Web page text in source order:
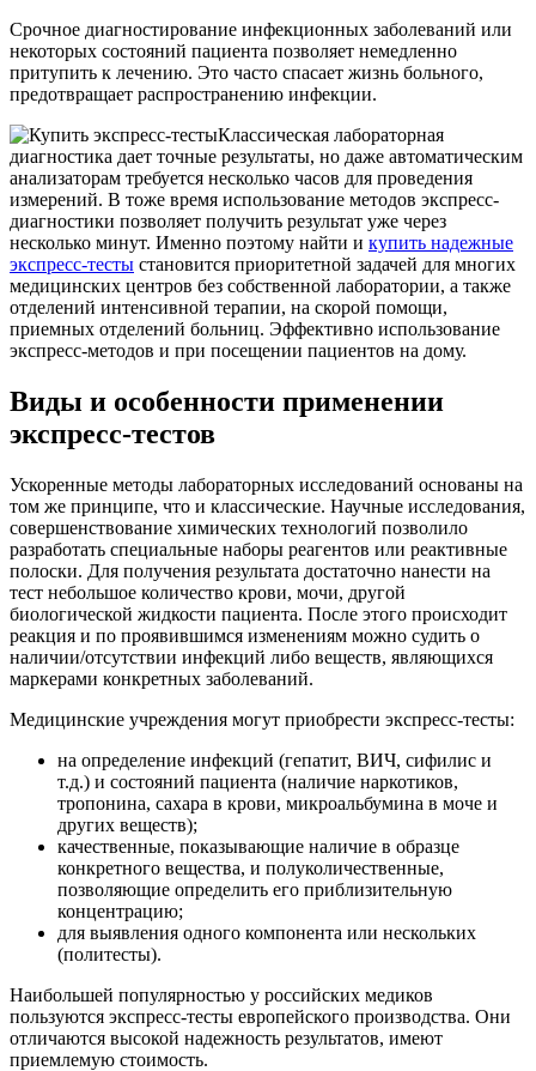
Срочное диагностирование инфекционных заболеваний или
некоторых состояний пациента позволяет немедленно
притупить к лечению. Это часто спасает жизнь больного,
предотвращает распространению инфекции.
Классическая лабораторная
диагностика дает точные результаты, но даже автоматическим
анализаторам требуется несколько часов для проведения
измерений. В тоже время использование методов экспресс-
диагностики позволяет получить результат уже через
несколько минут. Именно поэтому найти и купить надежные
экспресс-тесты становится приоритетной задачей для многих
медицинских центров без собственной лаборатории, а также
отделений интенсивной терапии, на скорой помощи,
приемных отделений больниц. Эффективно использование
экспресс-методов и при посещении пациентов на дому.
Виды и особенности применении
экспресс-тестов
Ускоренные методы лабораторных исследований основаны на
том же принципе, что и классические. Научные исследования,
совершенствование химических технологий позволило
разработать специальные наборы реагентов или реактивные
полоски. Для получения результата достаточно нанести на
тест небольшое количество крови, мочи, другой
биологической жидкости пациента. После этого происходит
реакция и по проявившимся изменениям можно судить о
наличии/отсутствии инфекций либо веществ, являющихся
маркерами конкретных заболеваний.
Медицинские учреждения могут приобрести экспресс-тесты:
на определение инфекций (гепатит, ВИЧ, сифилис и
т.д.) и состояний пациента (наличие наркотиков,
тропонина, сахара в крови, микроальбумина в моче и
других веществ);
качественные, показывающие наличие в образце
конкретного вещества, и полуколичественные,
позволяющие определить его приблизительную
концентрацию;
для выявления одного компонента или нескольких
(политесты).
Наибольшей популярностью у российских медиков
пользуются экспресс-тесты европейского производства. Они
отличаются высокой надежность результатов, имеют
приемлемую стоимость.